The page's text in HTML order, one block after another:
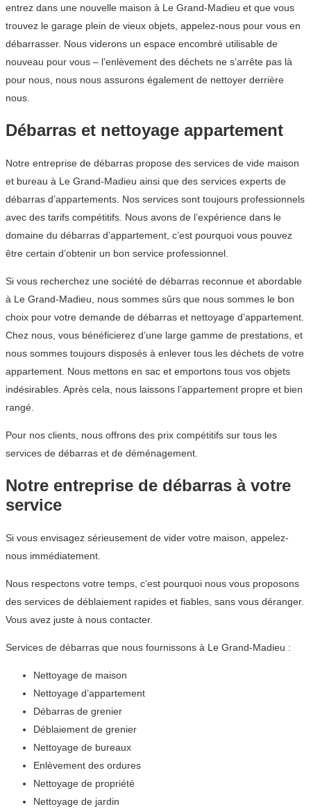
entrez dans une nouvelle maison à Le Grand-Madieu et que vous
trouvez le garage plein de vieux objets, appelez-nous pour vous en
débarrasser. Nous viderons un espace encombré utilisable de
nouveau pour vous – l’enlèvement des déchets ne s’arrête pas là
pour nous, nous nous assurons également de nettoyer derrière
nous.
Débarras et nettoyage appartement
Notre entreprise de débarras propose des services de vide maison
et bureau à Le Grand-Madieu ainsi que des services experts de
débarras d’appartements. Nos services sont toujours professionnels
avec des tarifs compétitifs. Nous avons de l’expérience dans le
domaine du débarras d’appartement, c’est pourquoi vous pouvez
être certain d’obtenir un bon service professionnel.
Si vous recherchez une société de débarras reconnue et abordable
à Le Grand-Madieu, nous sommes sûrs que nous sommes le bon
choix pour votre demande de débarras et nettoyage d’appartement.
Chez nous, vous bénéficierez d’une large gamme de prestations, et
nous sommes toujours disposés à enlever tous les déchets de votre
appartement. Nous mettons en sac et emportons tous vos objets
indésirables. Après cela, nous laissons l’appartement propre et bien
rangé.
Pour nos clients, nous offrons des prix compétitifs sur tous les
services de débarras et de déménagement.
Notre entreprise de débarras à votre
service
Si vous envisagez sérieusement de vider votre maison, appelez-
nous immédiatement.
Nous respectons votre temps, c’est pourquoi nous vous proposons
des services de déblaiement rapides et fiables, sans vous déranger.
Vous avez juste à nous contacter.
Services de débarras que nous fournissons à Le Grand-Madieu :
Nettoyage de maison
Nettoyage d’appartement
Débarras de grenier
Déblaiement de grenier
Nettoyage de bureaux
Enlèvement des ordures
Nettoyage de propriété
Nettoyage de jardin